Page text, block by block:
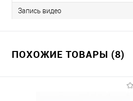
Запись видео
ПОХОЖИЕ ТОВАРЫ (8)